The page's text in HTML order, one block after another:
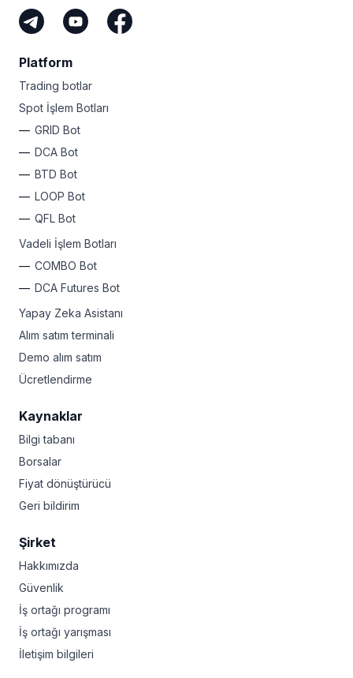
Platform
Trading botlar
Spot İşlem Botları
GRID Bot
DCA Bot
BTD Bot
LOOP Bot
QFL Bot
Vadeli İşlem Botları
COMBO Bot
DCA Futures Bot
Yapay Zeka Asistanı
Alım satım terminali
Demo alım satım
Ücretlendirme
Kaynaklar
Bilgi tabanı
Borsalar
Fiyat dönüştürücü
Geri bildirim
Şirket
Hakkımızda
Güvenlik
İş ortağı programı
İş ortağı yarışması
İletişim bilgileri